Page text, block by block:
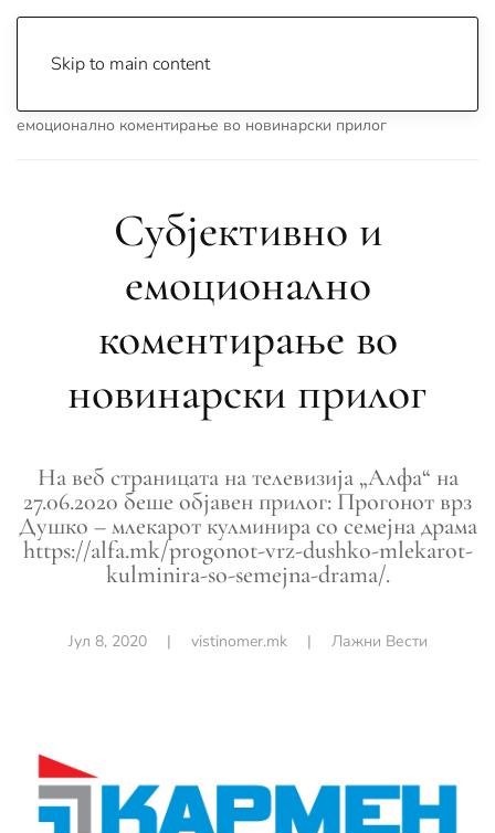
Skip to main content
емоционално коментирање во новинарски прилог
Субјективно и
емоционално
коментирање во
новинарски прилог
На веб страницата на телевизија „Алфа“ на
27.06.2020 беше објавен прилог: Прогонот врз
Душко – млекарот кулминира со семејна драма
https://alfa.mk/progonot-vrz-dushko-mlekarot-
kulminira-so-semejna-drama/.
Јул 8, 2020| vistinomer.mk| Лажни Вести